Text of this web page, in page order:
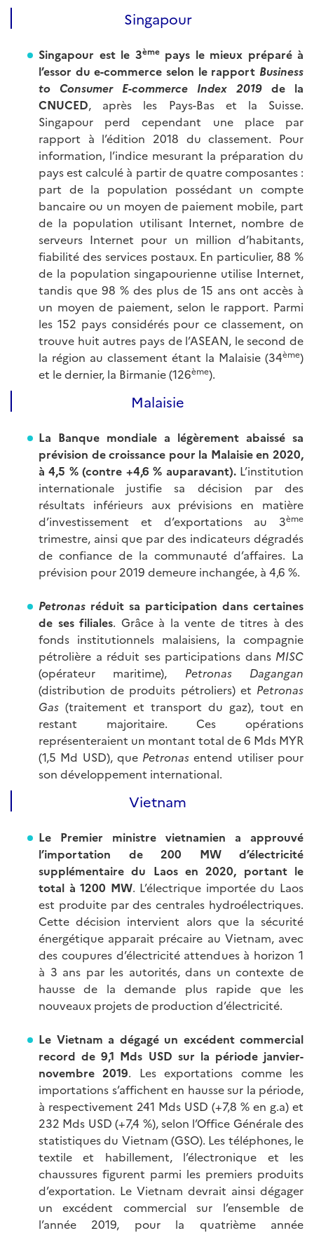
Singapour
Singapour est le 3èmepays le mieux préparé à
l’essor du e-commerce selon le rapport Business
to Consumer E-commerce Index 2019 de la
CNUCED, après les Pays-Bas et la Suisse.
Singapour perd cependant une place par
rapport à l’édition 2018 du classement. Pour
information, l’indice mesurant la préparation du
pays est calculé à partir de quatre composantes :
part de la population possédant un compte
bancaire ou un moyen de paiement mobile, part
de la population utilisant Internet, nombre de
serveurs Internet pour un million d’habitants,
fiabilité des services postaux. En particulier, 88 %
de la population singapourienne utilise Internet,
tandis que 98 % des plus de 15 ans ont accès à
un moyen de paiement, selon le rapport. Parmi
les 152 pays considérés pour ce classement, on
trouve huit autres pays de l’ASEAN, le second de
la région au classement étant la Malaisie (34ème)
et le dernier, la Birmanie (126ème).
Malaisie
La Banque mondiale a légèrement abaissé sa
prévision de croissance pour la Malaisie en 2020,
à 4,5 % (contre +4,6 % auparavant).L’institution
internationale justifie sa décision par des
résultats inférieurs aux prévisions en matière
d’investissement et d’exportations au 3ème
trimestre, ainsi que par des indicateurs dégradés
de confiance de la communauté d’affaires. La
prévision pour 2019 demeure inchangée, à 4,6 %.
Petronas réduit sa participation dans certaines
de ses filiales. Grâce à la vente de titres à des
fonds institutionnels malaisiens, la compagnie
pétrolière a réduit ses participations dans MISC
(opérateur maritime), Petronas
Dagangan
(distribution de produits pétroliers) et Petronas
Gas (traitement et transport du gaz), tout en
restant majoritaire. Ces opérations
représenteraient un montant total de 6 Mds MYR
(1,5 Md USD), que Petronas entend utiliser pour
son développement international.
Vietnam
Le Premier ministre vietnamien a approuvé
l’importation de 200 MW d’électricité
supplémentaire du Laos en 2020, portant le
total à 1200 MW. L’électrique importée du Laos
est produite par des centrales hydroélectriques.
Cette décision intervient alors que la sécurité
énergétique apparait précaire au Vietnam, avec
des coupures d’électricité attendues à horizon 1
à 3 ans par les autorités, dans un contexte de
hausse de la demande plus rapide que les
nouveaux projets de production d’électricité.
Le Vietnam a dégagé un excédent commercial
record de 9,1 Mds USD sur la période janvier-
novembre 2019. Les exportations comme les
importations s’affichent en hausse sur la période,
à respectivement 241 Mds USD (+7,8 % en g.a) et
232 Mds USD (+7,4 %), selon l’Office Générale des
statistiques du Vietnam (GSO). Les téléphones, le
textile et habillement, l’électronique et les
chaussures figurent parmi les premiers produits
d’exportation. Le Vietnam devrait ainsi dégager
un excédent commercial sur l’ensemble de
l’année 2019, pour la quatrième année